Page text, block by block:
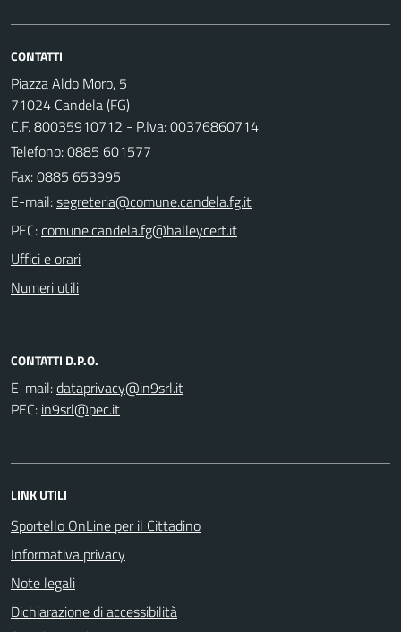
CONTATTI
Piazza Aldo Moro, 5
71024 Candela (FG)
C.F. 80035910712 - P.Iva: 00376860714
Telefono:0885 601577
Fax: 0885 653995
E-mail:
PEC:
Uffici e orari
Numeri utili
CONTATTI D.P.O.
E-mail:
PEC:
LINK UTILI
Sportello OnLine per il Cittadino
Informativa privacy
Note legali
Dichiarazione di accessibilità